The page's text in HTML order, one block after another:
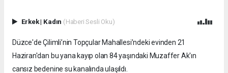
Erkek| Kadın (Haberi Sesli Oku)
Düzce'de Çilimli’nin Topçular Mahallesi’ndeki evinden 21
Haziran'dan bu yana kayıp olan 84 yaşındaki Muzaffer Ak'ın
cansız bedenine su kanalında ulaşıldı.